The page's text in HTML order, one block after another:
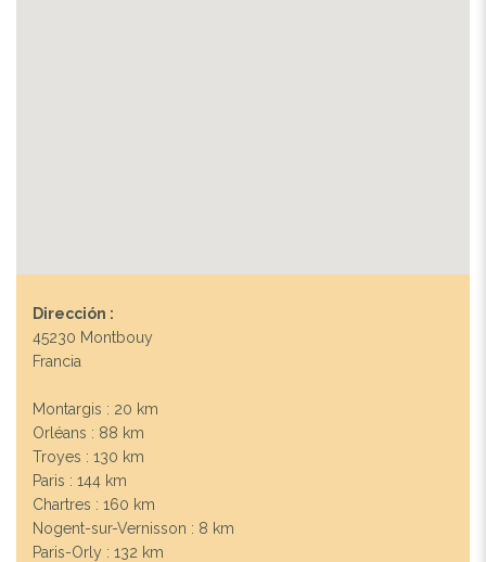
Previous
Dirección :
45230 Montbouy
Francia
Montargis : 20 km
Orléans : 88 km
Troyes : 130 km
Paris : 144 km
Chartres : 160 km
Nogent-sur-Vernisson : 8 km
Paris-Orly : 132 km